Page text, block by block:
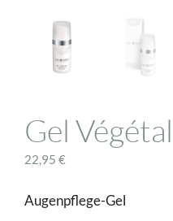
Gel Végétal
22,95 €
Augenpflege-Gel